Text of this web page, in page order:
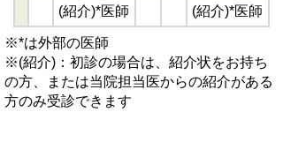
(紹介)*医師
(紹介)*医師
※*は外部の医師
※(紹介)：初診の場合は、紹介状をお持ち
の方、または当院担当医からの紹介がある
方のみ受診できます